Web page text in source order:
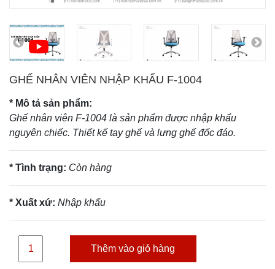
GHẾ NHÂN VIÊN NHẬP KHẨU F-1004
* Mô tả sản phẩm:
Ghế nhân viên F-1004 là sản phẩm được nhập khẩu
nguyên chiếc. Thiết kế tay ghế và lưng ghế đốc đáo.
* Tình trạng: Còn hàng
* Xuất xứ: Nhập khẩu
Thêm vào giỏ hàng